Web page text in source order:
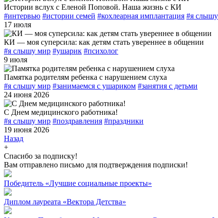
Истории вслух с Еленой Поповой. Наша жизнь с КИ
#интервью #истории семей #кохлеарная имплантация #я
17 июля
КИ — моя суперсила: как детям стать увереннее в общении
#я слышу мир #ушарик #психолог
9 июля
Памятка родителям ребенка с нарушением слуха
#я слышу мир #занимаемся с ушариком #занятия с детьми
24 июня 2026
С Днем медицинского работника!
#я слышу мир #поздравления #праздники
19 июня 2026
Назад
+
Спасибо за подписку!
Вам отправлено письмо для подтверждения подписки!
Победитель «Лучшие социальные проекты»
Диплом лауреата «Вектора Детства»